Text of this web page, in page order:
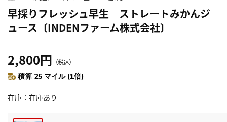
早採りフレッシュ早生 ストレートみかんジ
ュース〔INDENファーム株式会社〕
2,800円 （税込）
積算 25 マイル (1倍)
在庫 在庫あり